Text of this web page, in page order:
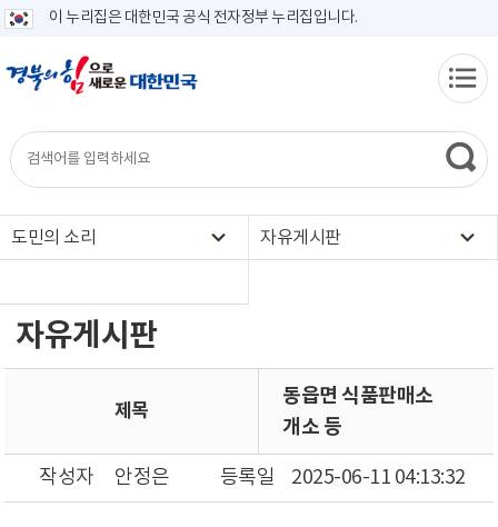
이 누리집은 대한민국 공식 전자정부 누리집입니다.
도민의 소리 자유게시판
자유게시판
제목
동읍면 식품판매소
개소 등
등록일 2025-06-11 04:13:32
작성자 안정은